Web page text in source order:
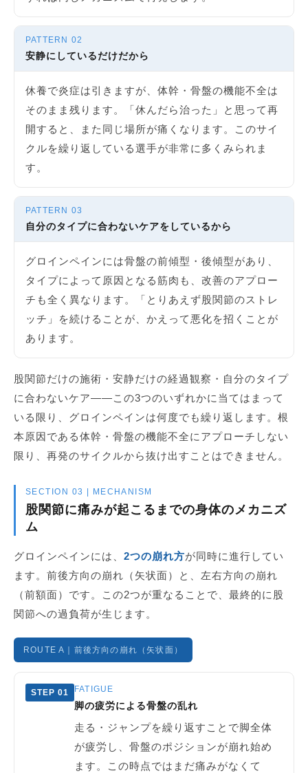
PATTERN 02
安静にしているだけだから
休養で炎症は引きますが、体幹・骨盤の機能不全は
そのまま残ります。「休んだら治った」と思って再
開すると、また同じ場所が痛くなります。このサイ
クルを繰り返している選手が非常に多くみられま
す。
PATTERN 03
自分のタイプに合わないケアをしているから
グロインペインには骨盤の前傾型・後傾型があり、
タイプによって原因となる筋肉も、改善のアプロー
チも全く異なります。「とりあえず股関節のストレ
ッチ」を続けることが、かえって悪化を招くことが
あります。
股関節だけの施術・安静だけの経過観察・自分のタイプ
に合わないケア——この3つのいずれかに当てはまって
いる限り、グロインペインは何度でも繰り返します。根
本原因である体幹・骨盤の機能不全にアプローチしない
限り、再発のサイクルから抜け出すことはできません。
SECTION 03 | MECHANISM
股関節に痛みが起こるまでの身体のメカニズ
ム
グロインペインには、 2つの崩れ方が同時に進行してい
ます。前後方向の崩れ（矢状面）と、左右方向の崩れ
（前額面）です。この2つが重なることで、最終的に股
関節への過負荷が生じます。
ROUTE A｜前後方向の崩れ（矢状面）
STEP 01 FATIGUE
脚の疲労による骨盤の乱れ
走る・ジャンプを繰り返すことで脚全体
が疲労し、骨盤のポジションが崩れ始め
ます。この時点ではまだ痛みがなくて